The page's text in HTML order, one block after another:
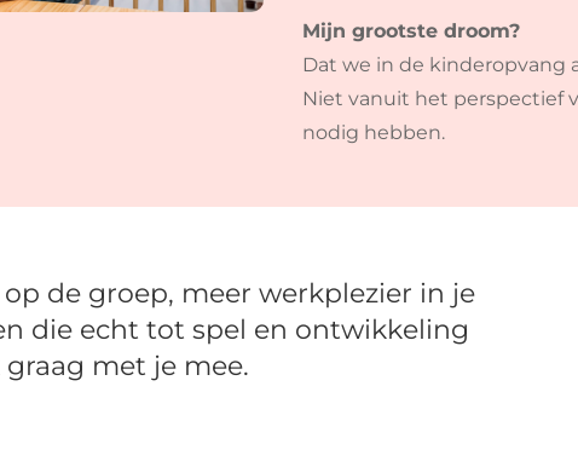
Mijn grootste droom?
Dat we in de kinderopvang
Niet vanuit het perspectief
nodig hebben.
de groep, meer werkplezier in je
die echt tot spel en ontwikkeling
met je mee.